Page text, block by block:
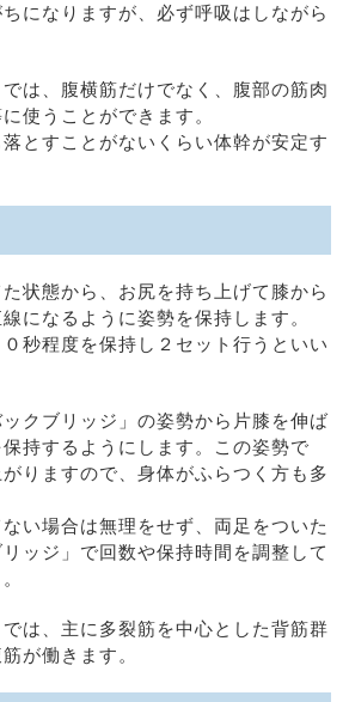
になりますが、必ず呼吸はしながら
では、腹横筋だけでなく、腹部の筋肉
使うことができます。
とすことがないくらい体幹が安定す
状態から、お尻を持ち上げて膝から
になるように姿勢を保持します。
秒程度を保持し２セット行うといい
クブリッジ」の姿勢から片膝を伸ば
持するようにします。この姿勢で
りますので、身体がふらつく方も多
い場合は無理をせず、両足をついた
ッジ」で回数や保持時間を調整して
では、主に多裂筋を中心とした背筋群
が働きます。